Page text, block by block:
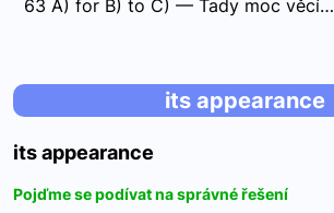
63 A) for B) to C) — Tady moc věcí…
its appearance
its appearance
Pojďme se podívat na správné řešení